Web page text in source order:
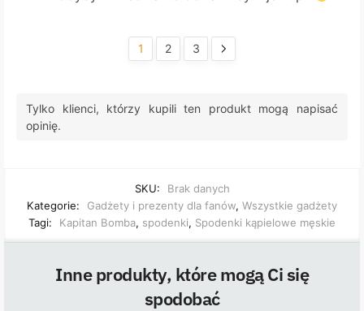
1 2 3
Tylko klienci, którzy kupili ten produkt mogą napisać
opinię.
SKU:
Brak danych
Kategorie:
Gadżety i prezenty dla fanów, Wszystkie gadżety
Tagi:
Kapitan Bomba, spodenki, Spodenki kąpielowe męskie
Inne produkty, które mogą Ci się
spodobać